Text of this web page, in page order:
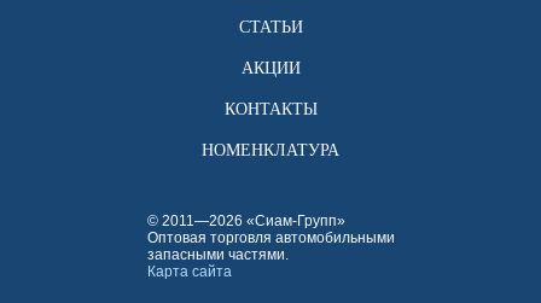
СТАТЬИ
АКЦИИ
КОНТАКТЫ
НОМЕНКЛАТУРА
© 2011—2026 «Сиам-Групп»
Оптовая торговля автомобильными
запасными частями.
Карта сайта